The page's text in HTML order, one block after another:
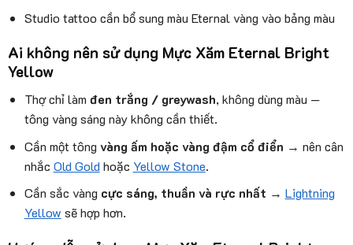
Studio tattoo cần bổ sung màu Eternal vàng vào bảng màu
Ai không nên sử dụng Mực Xăm Eternal Bright
Yellow
Thợ chỉ làm đen trắng / greywash, không dùng màu —
tông vàng sáng này không cần thiết.
Cần một tông vàng ấm hoặc vàng đậm cổ điển → nên cân
nhắc Old Gold hoặc Yellow Stone.
Cần sắc vàng cực sáng, thuần và rực nhất → Lightning
Yellow sẽ hợp hơn.